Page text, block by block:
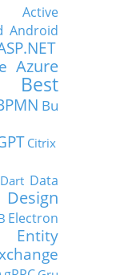
Active
Android
Azure
Best
Bu
Citrix
Dart Data
Design
Electron
Entity